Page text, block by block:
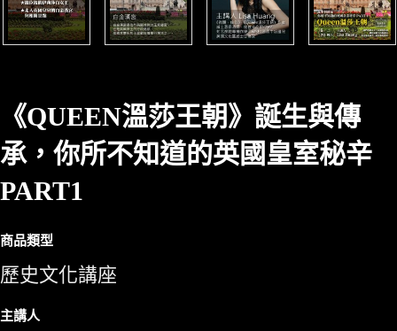
《QUEEN溫莎王朝》誕生與傳
承，你所不知道的英國皇室秘辛
PART1
商品類型
歷史文化講座
主講人